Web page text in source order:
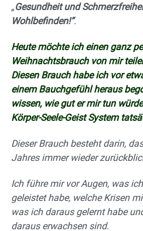
„Gesundheit und
Wohlbefinden!“.
Heute möchte ich einen ganz
Weihnachtsbrauch von mir
Diesen Brauch habe ich vor
einem Bauchgefühl heraus
wissen, wie gut er mir tun
Körper-Seele-Geist System
Dieser Brauch besteht darin,
Jahres immer wieder
Ich führe mir vor Augen, was
geleistet habe, welche Krisen
was ich daraus gelernt habe
daraus erwachsen sind.